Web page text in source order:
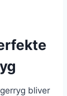
bliver